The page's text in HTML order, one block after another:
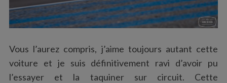
Vous l’aurez compris, j’aime toujours autant cette
voiture et je suis définitivement ravi d’avoir pu
l’essayer et la taquiner sur circuit. Cette